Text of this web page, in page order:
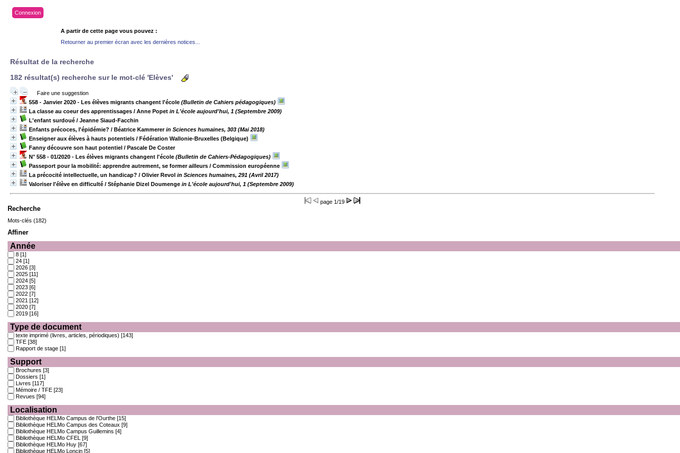
Connexion
A partir de cette page vous pouvez :
Retourner au premier écran avec les dernières notices...
Résultat de la recherche
182 résultat(s) recherche sur le mot-clé 'Elèves'
Faire une suggestion
558 - Janvier 2020 - Les élèves migrants changent l'école (Bulletin de Cahiers pédagogiques)
La classe au coeur des apprentissages / Anne Popet in L'école aujourd'hui, 1 (Septembre 2009)
L'enfant surdoué / Jeanne Siaud-Facchin
Enfants précoces, l'épidémie? / Béatrice Kammererin Sciences humaines, 303 (Mai 2018)
Enseigner aux élèves à hauts potentiels / Fédération Wallonie-Bruxelles (Belgique)
Fanny découvre son haut potentiel / Pascale De Coster
N° 558 - 01/2020 - Les élèves migrants changent l'école (Bulletin de Cahiers-Pédagogiques)
Passeport pour la mobilité: apprendre autrement, se former ailleurs / Commission européenne
La précocité intellectuelle, un handicap? / Olivier Revol in Sciences humaines, 291 (Avril 2017)
Valoriser l'élève en difficulté / Stéphanie Dizel Doumenge in L'école aujourd'hui, 1 (Septembre 2009)
page 1/19
Recherche
Mots-clés (182)
Affiner
Année
8 [1]
24 [1]
2026 [3]
2025 [11]
2024 [5]
2023 [6]
2022 [7]
2021 [12]
2020 [7]
2019 [16]
Type de document
texte imprimé (livres, articles, périodiques) [143]
TFE [38]
Rapport de stage [1]
Support
Brochures [3]
Dossiers [1]
Livres [117]
Mémoire / TFE [23]
Revues [94]
Localisation
Bibliothèque HELMo Campus de l'Ourthe [15]
Bibliothèque HELMo Campus des Coteaux [9]
Bibliothèque HELMo Campus Guillemins [4]
Bibliothèque HELMo CFEL [9]
Bibliothèque HELMo Huy [67]
Bibliothèque HELMo Loncin [5]